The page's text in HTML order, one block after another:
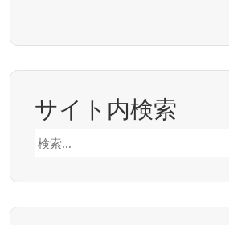
サイト内検索
検
索: